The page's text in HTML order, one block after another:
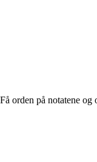
Få orden på notatene og